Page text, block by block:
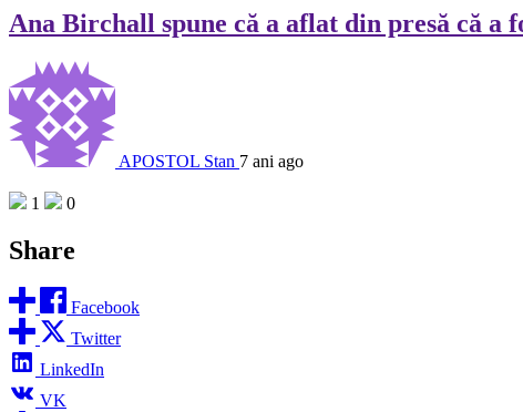
Ana Birchall spune că a aflat din presă că a
APOSTOL Stan 7 ani ago
1 0
Share
Facebook
Twitter
LinkedIn
VK